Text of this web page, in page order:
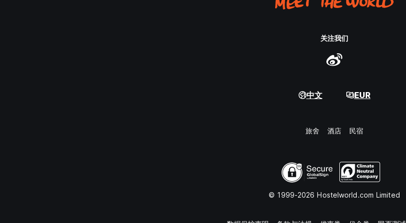
关注我们
中文 EUR
旅舍 酒店 民宿
© 1999-2026 Hostelworld.com Limited